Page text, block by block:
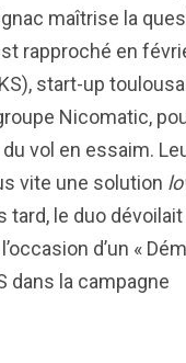
maîtrise la
rapproché en
start-up
Nicomatic,
vol en essaim.
vite une solution
tard, le duo
d’un «
dans la campagne